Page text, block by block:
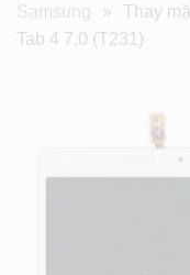
Samsung
»
Thay
Tab 4 7.0 (T231)